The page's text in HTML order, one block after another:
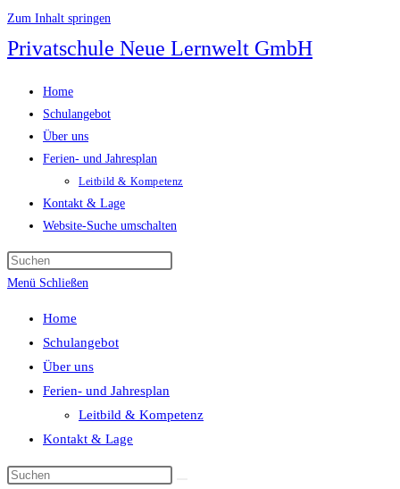
Zum Inhalt springen
Privatschule Neue Lernwelt GmbH
Home
Schulangebot
Über uns
Ferien- und Jahresplan
Leitbild & Kompetenz
Kontakt & Lage
Website-Suche umschalten
Menü Schließen
Home
Schulangebot
Über uns
Ferien- und Jahresplan
Leitbild & Kompetenz
Kontakt & Lage